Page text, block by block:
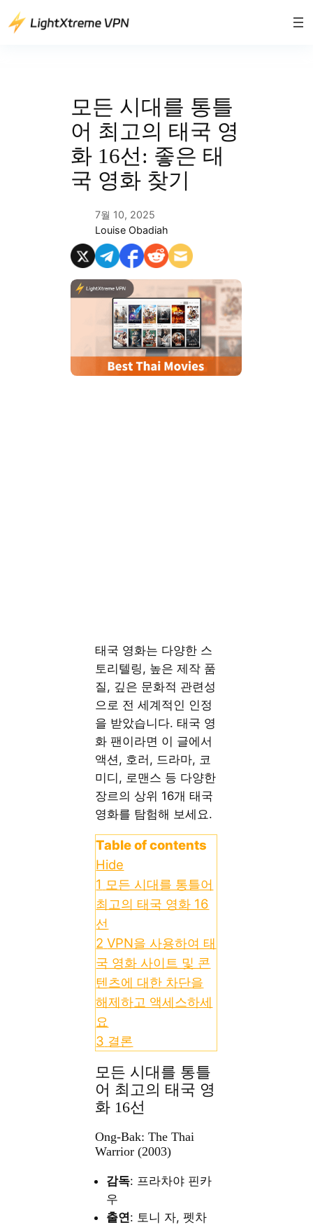
텐
모든 시대를 통틀
어 최고의 태국 영
화 16선: 좋은 태
국 영화 찾기
7월 10, 2025
Louise Obadiah
태국 영화는 다양한 스
토리텔링, 높은 제작 품
질, 깊은 문화적 관련성
으로 전 세계적인 인정
을 받았습니다. 태국 영
화 팬이라면 이 글에서
액션, 호러, 드라마, 코
미디, 로맨스 등 다양한
장르의 상위 16개 태국
영화를 탐험해 보세요.
Table of contents
Hide
1 모든 시대를 통틀어
최고의 태국 영화 16
선
2 VPN을 사용하여 태
국 영화 사이트 및 콘
텐츠에 대한 차단을
해제하고 액세스하세
요
3 결론
모든 시대를 통틀
어 최고의 태국 영
화 16선
Ong-Bak: The Thai
Warrior (2003)
감독: 프라차야 핀카
우
출연: 토니 자, 펫차